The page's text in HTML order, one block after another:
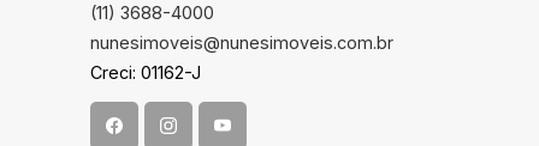
(11) 3688-4000
nunesimoveis@nunesimoveis.com.br
Creci: 01162-J